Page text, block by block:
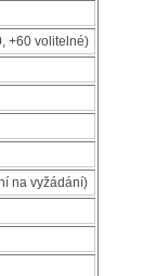
+60 volitelné)
na vyžádání)